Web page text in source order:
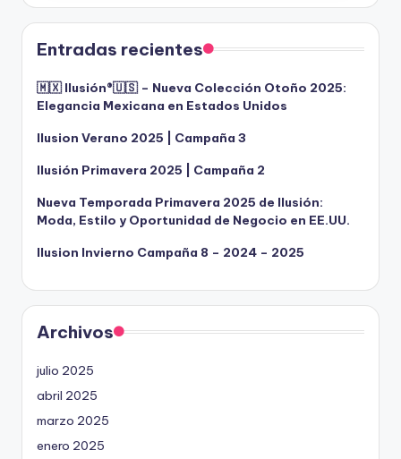
Entradas recientes
🇲🇽 Ilusión®️🇺🇸 – Nueva Colección Otoño 2025:
Elegancia Mexicana en Estados Unidos
Ilusion Verano 2025 | Campaña 3
Ilusión Primavera 2025 | Campaña 2
Nueva Temporada Primavera 2025 de Ilusión:
Moda, Estilo y Oportunidad de Negocio en EE.UU.
Ilusion Invierno Campaña 8 – 2024 – 2025
Archivos
julio 2025
abril 2025
marzo 2025
enero 2025